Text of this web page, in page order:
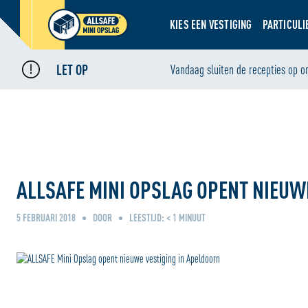
KIES EEN VESTIGING
LET OP Vandaag sluiten de recepties op
Home Nieuws • ALLSAFE Mini Opslag opent nieuwe vestiging in Apeldoorn
ALLSAFE MINI OPSLAG OPENT
5 FEBRUARI 2018 DOOR LEESTIJD: < 1 MINUUT